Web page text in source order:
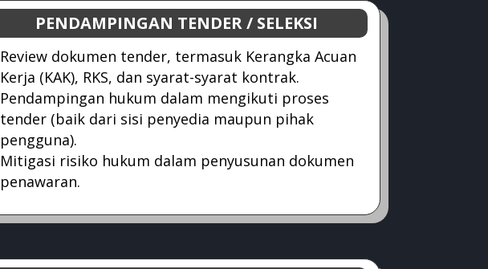
PENDAMPINGAN TENDER / SELEKSI
Review dokumen tender, termasuk Kerangka Acuan
Kerja (KAK), RKS, dan syarat-syarat kontrak.
Pendampingan hukum dalam mengikuti proses
tender (baik dari sisi penyedia maupun pihak
pengguna).
Mitigasi risiko hukum dalam penyusunan dokumen
penawaran.